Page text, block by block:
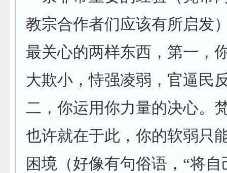
教宗合作者们应该有所启发
最关心的两样东西，第一，
大欺小，恃强凌弱，官逼民
二，你运用你力量的决心。
也许就在于此，你的软弱只
困境（好像有句俗语，“将